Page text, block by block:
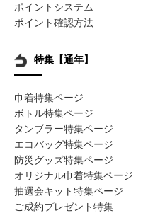
ポイントシステム
ポイント確認方法
特集【通年】
巾着特集ページ
ボトル特集ページ
タンブラー特集ページ
エコバッグ特集ページ
防災グッズ特集ページ
オリジナル巾着特集ページ
抽選会キット特集ページ
ご成約プレゼント特集